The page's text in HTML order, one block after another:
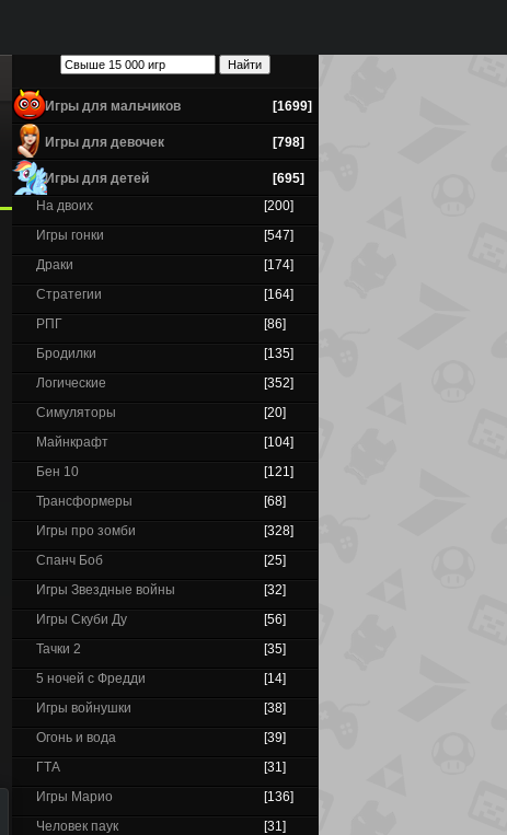
Игры для мальчиков [1699]
Игры для девочек [798]
Игры для детей
[695]
На двоих
[200]
Игры гонки
[547]
Драки
[174]
Стратегии
[164]
РПГ
[86]
Бродилки
[135]
Логические
[352]
Симуляторы
[20]
Майнкрафт
[104]
Бен 10
[121]
Трансформеры
[68]
Игры про зомби
[328]
Спанч Боб
[25]
Игры Звездные войны
[32]
Игры Скуби Ду
[56]
Тачки 2
[35]
5 ночей с Фредди
[14]
Игры войнушки
[38]
Огонь и вода
[39]
ГТА
[31]
Игры Марио
[136]
Человек паук
[31]